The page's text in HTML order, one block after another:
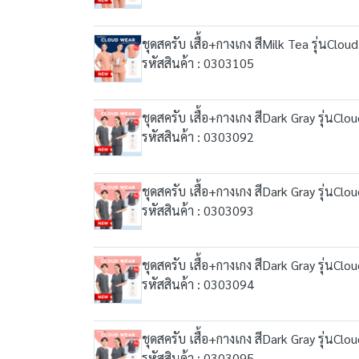
ชุดสครับ เสื้อ+กางเกง สีMilk Tea รุ่น
รหัสสินค้า : 0303105
ชุดสครับ เสื้อ+กางเกง สีDark Gray รุ่น
รหัสสินค้า : 0303092
ชุดสครับ เสื้อ+กางเกง สีDark Gray รุ่น
รหัสสินค้า : 0303093
ชุดสครับ เสื้อ+กางเกง สีDark Gray รุ่น
รหัสสินค้า : 0303094
ชุดสครับ เสื้อ+กางเกง สีDark Gray รุ่น